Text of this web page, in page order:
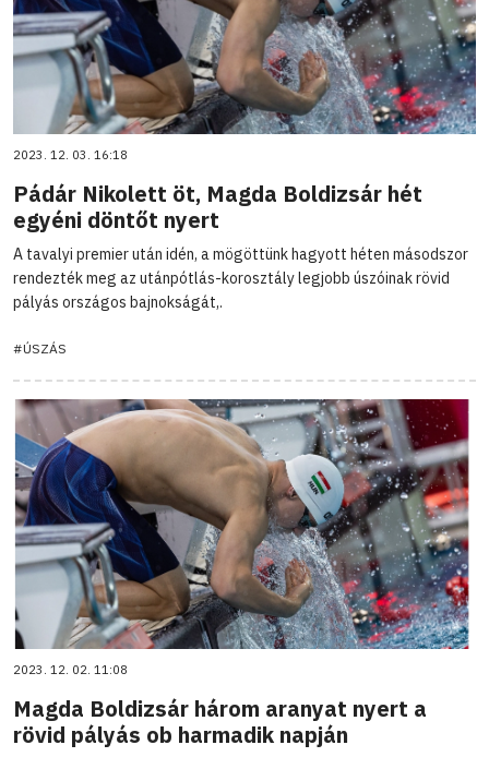
2023. 12. 03. 16:18
Pádár Nikolett öt, Magda Boldizsár hét
egyéni döntőt nyert
A tavalyi premier után idén, a mögöttünk hagyott héten másodszor
rendezték meg az utánpótlás-korosztály legjobb úszóinak rövid
pályás országos bajnokságát,.
#ÚSZÁS
2023. 12. 02. 11:08
Magda Boldizsár három aranyat nyert a
rövid pályás ob harmadik napján